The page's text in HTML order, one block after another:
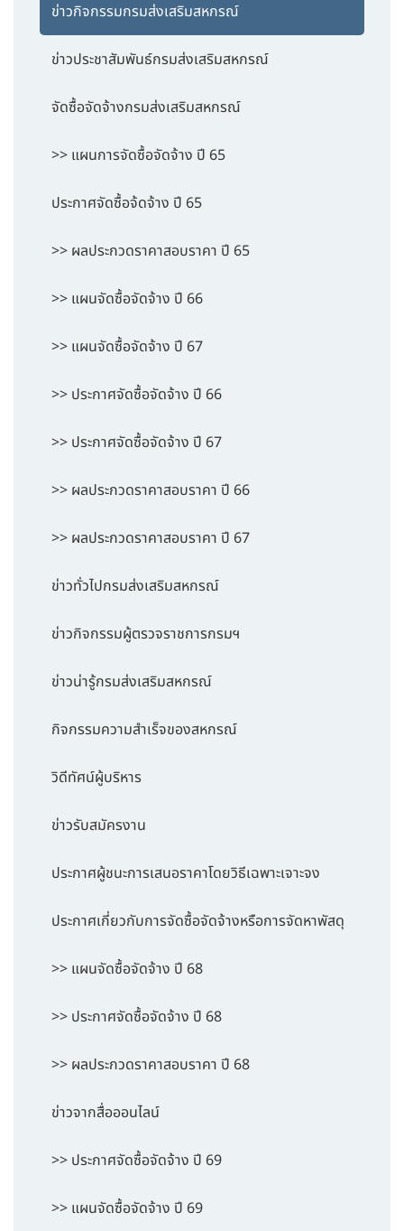
ข่าวกิจกรรมกรมส่งเสริมสหกรณ์
ข่าวประชาสัมพันธ์กรมส่งเสริมสหกรณ์
จัดซื้อจัดจ้างกรมส่งเสริมสหกรณ์
>> แผนการจัดซื้อจัดจ้าง ปี 65
ประกาศจัดซื้อจ้ดจ้าง ปี 65
>> ผลประกวดราคาสอบราคา ปี 65
>> แผนจัดซื้อจัดจ้าง ปี 66
>> แผนจัดซื้อจัดจ้าง ปี 67
>> ประกาศจัดซื้อจัดจ้าง ปี 66
>> ประกาศจัดซื้อจัดจ้าง ปี 67
>> ผลประกวดราคาสอบราคา ปี 66
>> ผลประกวดราคาสอบราคา ปี 67
ข่าวทั่วไปกรมส่งเสริมสหกรณ์
ข่าวกิจกรรมผู้ตรวจราชการกรมฯ
ข่าวน่ารู้กรมส่งเสริมสหกรณ์
กิจกรรมความสำเร็จของสหกรณ์
วิดีทัศน์ผู้บริหาร
ข่าวรับสมัครงาน
ประกาศผู้ชนะการเสนอราคาโดยวิธีเฉพาะเจาะจง
ประกาศเกี่ยวกับการจัดซื้อจัดจ้างหรือการจัดหาพัสดุ
>> แผนจัดซื้อจัดจ้าง ปี 68
>> ประกาศจัดซื้อจัดจ้าง ปี 68
>> ผลประกวดราคาสอบราคา ปี 68
ข่าวจากสื่อออนไลน์
>> ประกาศจัดซื้อจัดจ้าง ปี 69
>> แผนจัดซื้อจัดจ้าง ปี 69